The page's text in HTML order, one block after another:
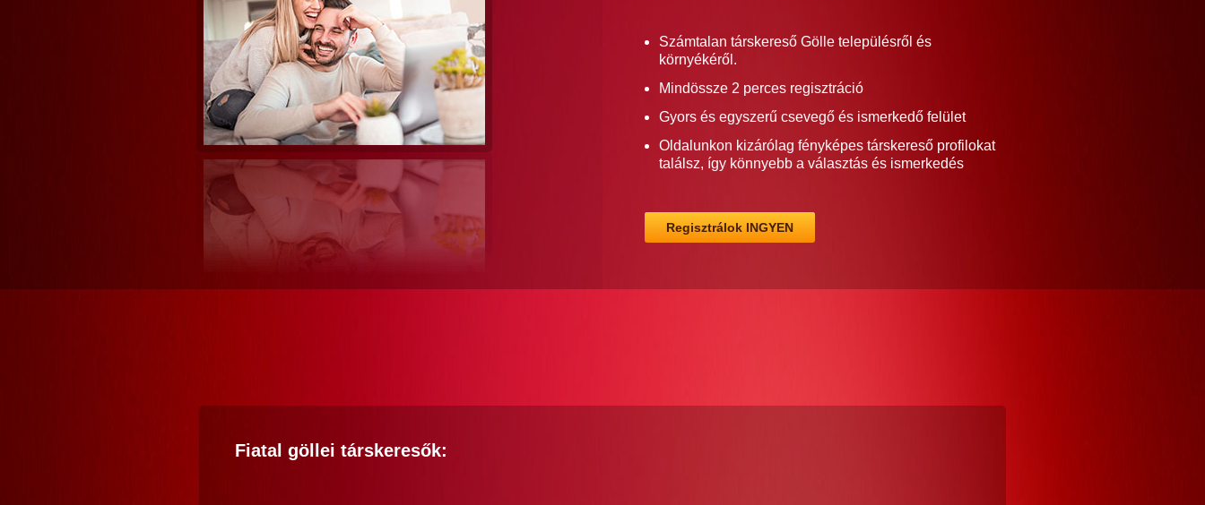
Számtalan társkereső Gölle településről és
környékéről.
Mindössze 2 perces regisztráció
Gyors és egyszerű csevegő és ismerkedő felület
Oldalunkon kizárólag fényképes társkereső profilokat
találsz, így könnyebb a választás és ismerkedés
Regisztrálok INGYEN
Fiatal göllei társkeresők: